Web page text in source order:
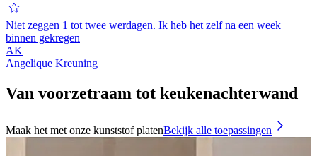
Niet zeggen 1 tot twee werdagen. Ik heb het zelf na een week
binnen gekregen
AK
Angelique Kreuning
Van voorzetraam tot keukenachterwand
Maak het met onze kunststof platenBekijk alle toepassingen